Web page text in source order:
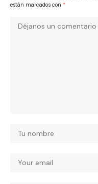
están marcados con *